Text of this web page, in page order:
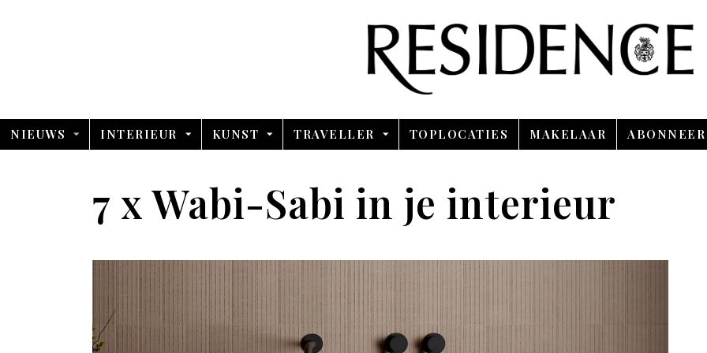
NIEUWS INTERIEUR KUNST TRAVELLER TOPLOCATIES MAKELAAR ABONNEER
7 x Wabi-Sabi in je interieur